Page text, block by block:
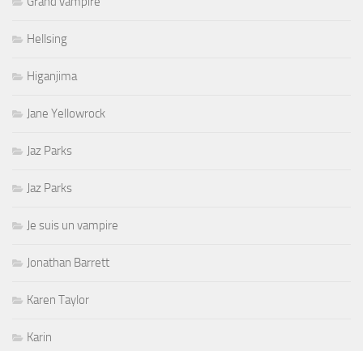
Hellsing
Higanjima
Jane Yellowrock
Jaz Parks
Jaz Parks
Je suis un vampire
Jonathan Barrett
Karen Taylor
Karin